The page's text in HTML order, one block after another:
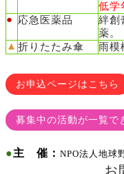
低学
●
応急医薬品
絆創
薬。
▲ 折りたたみ傘 雨模
お申込ページはこちら
募集中の活動が一覧で
●主 催： NPO法人地球
お